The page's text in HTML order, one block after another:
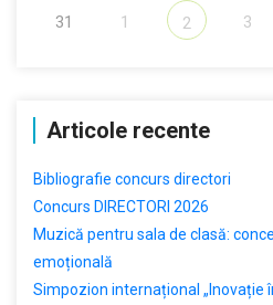
31 1 2 3
Articole recente
Bibliografie concurs directori
Concurs DIRECTORI 2026
Muzică pentru sala de clasă:
emoțională
Simpozion internațional „Inovație